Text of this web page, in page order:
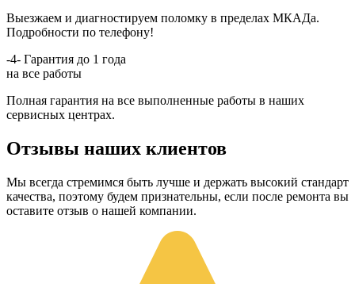
Выезжаем и диагностируем поломку в пределах МКАДа.
Подробности по телефону!
-4- Гарантия до 1 года
на все работы
Полная гарантия на все выполненные работы в наших
сервисных центрах.
Отзывы наших клиентов
Мы всегда стремимся быть лучше и держать высокий стандарт
качества, поэтому будем признательны, если после ремонта вы
оставите отзыв о нашей компании.